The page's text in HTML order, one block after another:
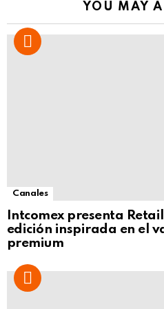
YOU MAY
Canales
Intcomex presenta
edición inspirada en el
premium